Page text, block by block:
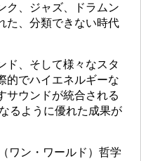
ク、ジャズ、ドラムン
た、分類できない時代
ド、そして様々なスタ
的でハイエネルギーな
サウンドが統合される
るように優れた成果が
ワン・ワールド）哲学